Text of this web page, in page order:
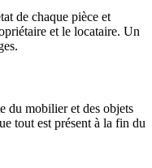
de chaque pièce et
et le locataire. Un
du mobilier et des objets
tout est présent à la fin du